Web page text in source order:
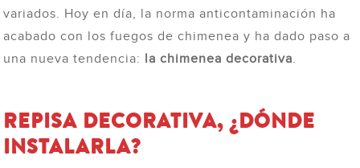
variados. Hoy en día, la norma anticontaminación ha
acabado con los fuegos de chimenea y ha dado paso a
una nueva tendencia: la chimenea decorativa.
REPISA DECORATIVA, ¿DÓNDE
INSTALARLA?